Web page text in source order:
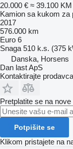
20.000 € ≈ 39.100 KM
Kamion sa kukom za
2017
576.000 km
Euro 6
Snaga 510 k.s. (375
Danska, Horsens
Dan last ApS
Kontaktirajte prodavca
Pretplatite se na
Potpišite se
Klikom pristajete na